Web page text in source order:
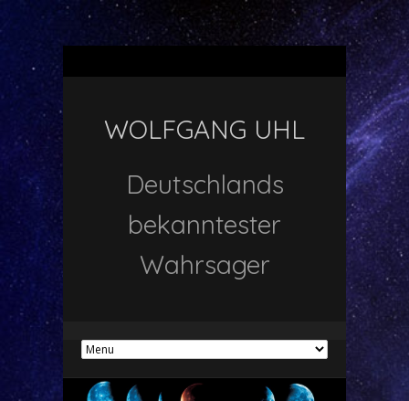
WOLFGANG UHL
Deutschlands
bekanntester
Wahrsager